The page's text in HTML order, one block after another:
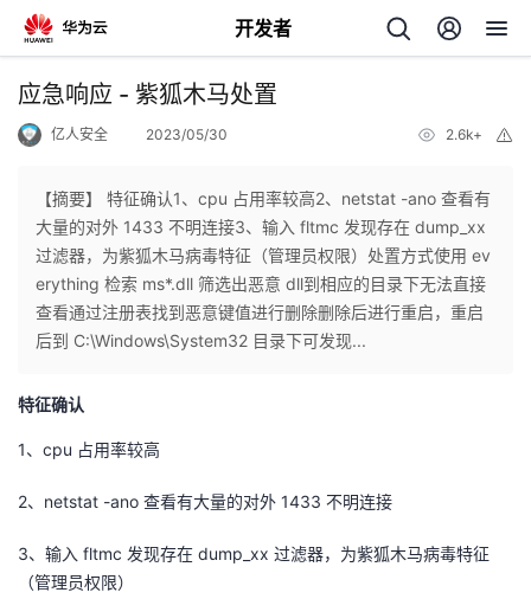
开发者
返
个
人
主
页
我
的
开
发
者
应急响应 - 紫狐木马处置
亿人安全 2023/05/30 2.6k+
【摘要】 特征确认1、cpu 占用率较高2、netstat -ano 查看有
大量的对外 1433 不明连接3、输入 fltmc 发现存在 dump_xx
过滤器，为紫狐木马病毒特征（管理员权限）处置方式使用 ev
erything 检索 ms*.dll 筛选出恶意 dll到相应的目录下无法直接
查看通过注册表找到恶意键值进行删除删除后进行重启，重启
后到 C:\Windows\System32 目录下可发现...
特征确认
1、cpu 占用率较高
2、netstat -ano 查看有大量的对外 1433 不明连接
3、输入 fltmc 发现存在 dump_xx 过滤器，为紫狐木马病毒特征
（管理员权限）